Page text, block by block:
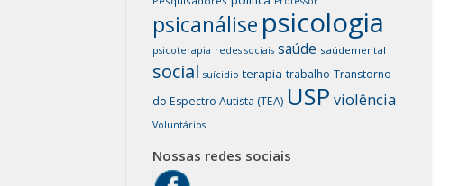
psicanálise psicologia
psicoterapia redes sociais saúde saúdemental
social suícidio terapia trabalho Transtorno
do Espectro Autista (TEA) USP violência
Voluntários
Nossas redes sociais